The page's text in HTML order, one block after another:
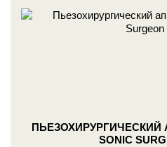
SONIC